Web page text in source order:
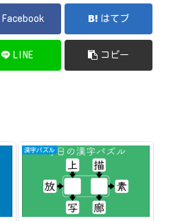
Facebook はてブ
LINE コピー
漢字パズル